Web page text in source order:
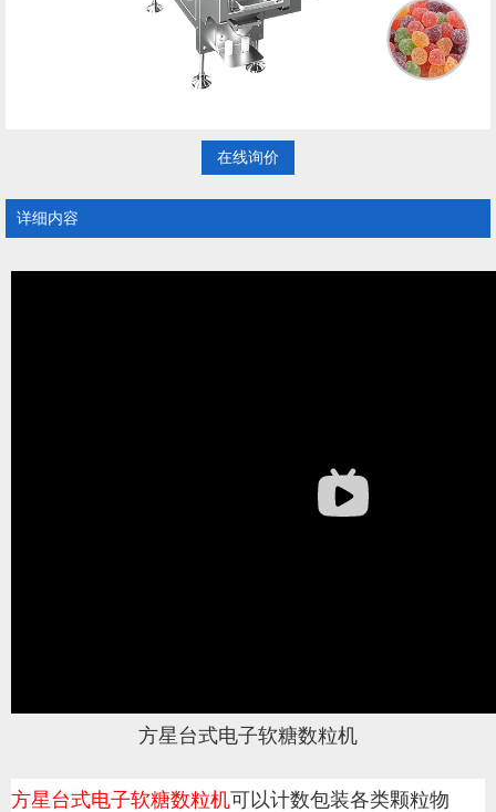
在线询价
详细内容
方星台式电子软糖数粒机
方星台式电子软糖数粒机可以计数包装各类颗粒物